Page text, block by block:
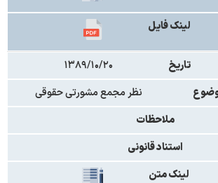
لینک فایل
تاریخ
۱۳۸۹/۱۰/۲۰
نظر مجمع مشورتی حقوقی
ملاحظات
استناد قانونی
لینک متن